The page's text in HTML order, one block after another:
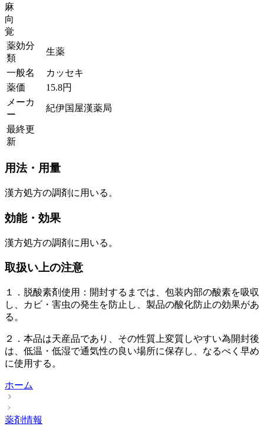
麻
向
覚
薬効分
類
生薬
一般名
カッセキ
薬価
15.8円
メーカ
ー
紀伊国屋漢薬局
最終更
新
用法・用量
漢方処方の調剤に用いる。
効能・効果
漢方処方の調剤に用いる。
取扱い上の注意
１．脱酸素剤使用：開封するまでは、包装内部の酸素を吸収
し、カビ・害虫の発生を防止し、製品の酸化防止の効果があ
る。
２．本品は天産品であり、その性質上変質しやすい為開封後
は、低温・低湿で通気性の良い場所に保存し、なるべく早め
に使用する。
ホーム
薬剤情報